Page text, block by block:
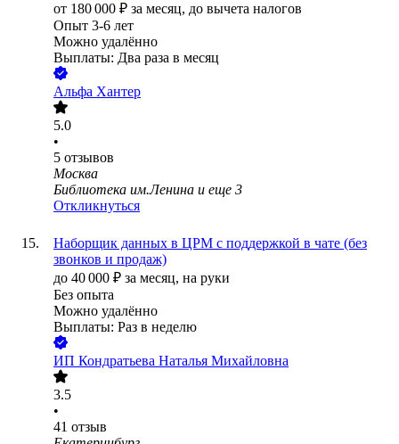
от 180 000 ₽ за месяц, до вычета налогов
Опыт 3-6 лет
Можно удалённо
Выплаты: Два раза в месяц
Альфа Хантер
5.0
•
5 отзывов
Москва
Библиотека им.Ленина и еще 3
Откликнуться
Наборщик данных в ЦРМ с поддержкой в чате (без
звонков и продаж)
до 40 000 ₽ за месяц, на руки
Без опыта
Можно удалённо
Выплаты: Раз в неделю
ИП Кондратьева Наталья Михайловна
3.5
•
41 отзыв